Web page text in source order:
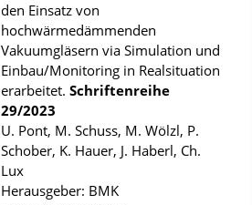
b
l
i
k
a
t
i
o
den Einsatz von
hochwärmedämmenden
Vakuumgläsern via Simulation und
Einbau/Monitoring in Realsituation
erarbeitet. Schriftenreihe
29/2023
U. Pont, M. Schuss, M. Wölzl, P.
Schober, K. Hauer, J. Haberl, Ch.
Lux
Herausgeber: BMK